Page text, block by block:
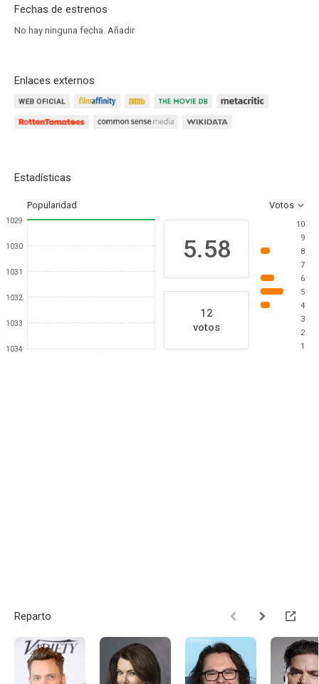
Fechas de estrenos
No hay ninguna fecha. Añadir
Enlaces externos
Estadísticas
Popularidad Votos
1029
1030
1031
1032
1033
1034
5.58
12
votos
10
9
8
7
6
5
4
3
2
1
Reparto